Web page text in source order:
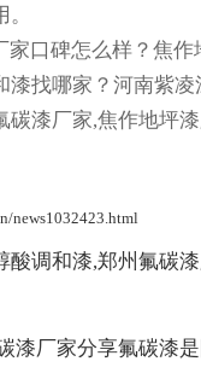
家口碑怎么样？焦作
漆找哪家？河南紫
碳漆厂家,焦作地坪
news1032423.html
酸调和漆,郑州氟碳
漆厂家分享氟碳漆